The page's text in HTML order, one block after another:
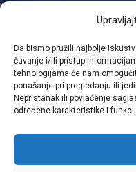
Da bismo pružili najbolje
čuvanje i/ili pristup
tehnologijama će nam
ponašanje pri pregledanju ili
Nepristanak ili povlačenje
određene karakteristike i
kopirne uređaje se bavi od
registrovana firma za
Tuzlanskog kantona
Kategorije
Linkovi